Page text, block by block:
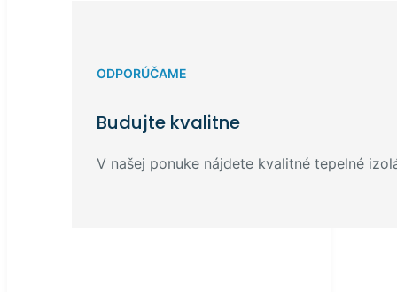
ODPORÚČAME
Budujte kvalitne
V našej ponuke nájdete kvalitné tepelné